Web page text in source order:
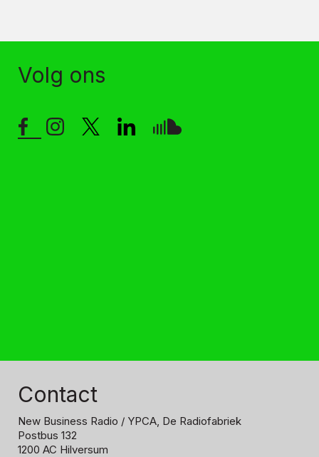
Volg ons
Contact
New Business Radio / YPCA, De Radiofabriek
Postbus 132
1200 AC Hilversum